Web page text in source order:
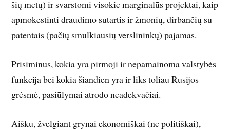
šių metų) ir svarstomi visokie marginalūs projektai, kaip
apmokestinti draudimo sutartis ir žmonių, dirbančių su
patentais (pačių smulkiausių verslininkų) pajamas.
Prisiminus, kokia yra pirmoji ir nepamainoma valstybės
funkcija bei kokia šiandien yra ir liks toliau Rusijos
grėsmė, pasiūlymai atrodo neadekvačiai.
Aišku, žvelgiant grynai ekonomiškai (ne politiškai),